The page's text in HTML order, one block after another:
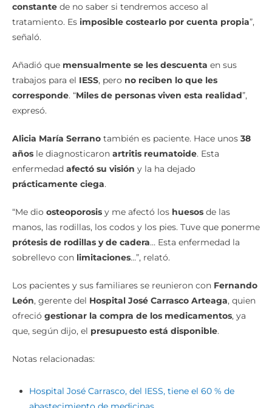
constante de no saber si tendremos acceso al
tratamiento. Es imposible costearlo por cuenta propia”,
señaló.
Añadió que mensualmente se les descuenta en sus
trabajos para el IESS, pero no reciben lo que les
corresponde. “Miles de personas viven esta realidad”,
expresó.
Alicia María Serrano también es paciente. Hace unos 38
años le diagnosticaron artritis reumatoide. Esta
enfermedad afectó su visión y la ha dejado
prácticamente ciega.
“Me dio osteoporosis y me afectó los huesos de las
manos, las rodillas, los codos y los pies. Tuve que ponerme
prótesis de rodillas y de cadera… Esta enfermedad la
sobrellevo con limitaciones…”, relató.
Los pacientes y sus familiares se reunieron con Fernando
León, gerente del Hospital José Carrasco Arteaga, quien
ofreció gestionar la compra de los medicamentos, ya
que, según dijo, el presupuesto está disponible.
Notas relacionadas:
Hospital José Carrasco, del IESS, tiene el 60 % de